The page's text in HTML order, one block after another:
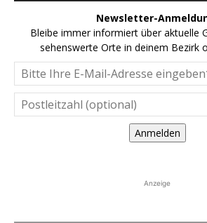
Newsletter-
Bleibe immer informiert über aktuelle
sehenswerte Orte in deinem Bezirk
Anmelden
Anzeige